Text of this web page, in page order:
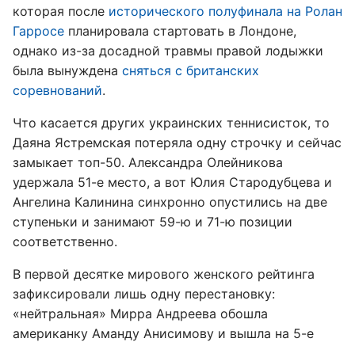
которая после исторического полуфинала на Ролан
Гарросе планировала стартовать в Лондоне,
однако из-за досадной травмы правой лодыжки
была вынуждена сняться с британских
соревнований.
Что касается других украинских теннисисток, то
Даяна Ястремская потеряла одну строчку и сейчас
замыкает топ-50. Александра Олейникова
удержала 51-е место, а вот Юлия Стародубцева и
Ангелина Калинина синхронно опустились на две
ступеньки и занимают 59-ю и 71-ю позиции
соответственно.
В первой десятке мирового женского рейтинга
зафиксировали лишь одну перестановку:
«нейтральная» Мирра Андреева обошла
американку Аманду Анисимову и вышла на 5-е